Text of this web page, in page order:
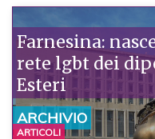
Farnesina:
rete lgbt dei
Esteri
ARCHIVIO
ARTICOLI